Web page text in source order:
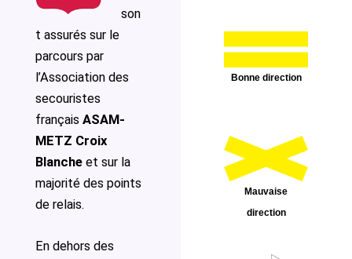
son
t assurés sur le
parcours par
l’Association des
secouristes
français ASAM-
METZ Croix
Blanche et sur la
majorité des points
de relais.
En dehors des
Bonne direction
Mauvaise
direction